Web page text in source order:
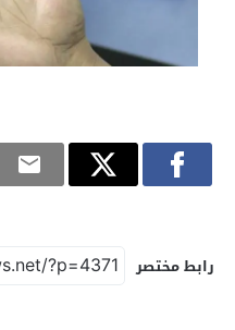
رابط مختصر